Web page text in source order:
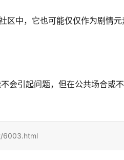
区中，它也可能仅仅作为剧情元
会引起问题，但在公共场合或
6003.html